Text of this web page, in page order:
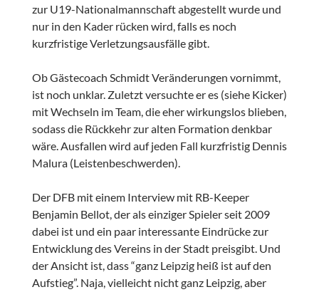
zur U19-Nationalmannschaft abgestellt wurde und
nur in den Kader rücken wird, falls es noch
kurzfristige Verletzungsausfälle gibt.
Ob Gästecoach Schmidt Veränderungen vornimmt,
ist noch unklar. Zuletzt versuchte er es (siehe Kicker)
mit Wechseln im Team, die eher wirkungslos blieben,
sodass die Rückkehr zur alten Formation denkbar
wäre. Ausfallen wird auf jeden Fall kurzfristig Dennis
Malura (Leistenbeschwerden).
Der DFB mit einem Interview mit RB-Keeper
Benjamin Bellot, der als einziger Spieler seit 2009
dabei ist und ein paar interessante Eindrücke zur
Entwicklung des Vereins in der Stadt preisgibt. Und
der Ansicht ist, dass “ganz Leipzig heiß ist auf den
Aufstieg”. Naja, vielleicht nicht ganz Leipzig, aber